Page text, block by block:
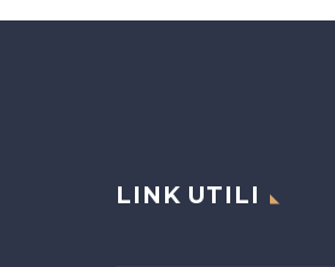
LINK UTILI